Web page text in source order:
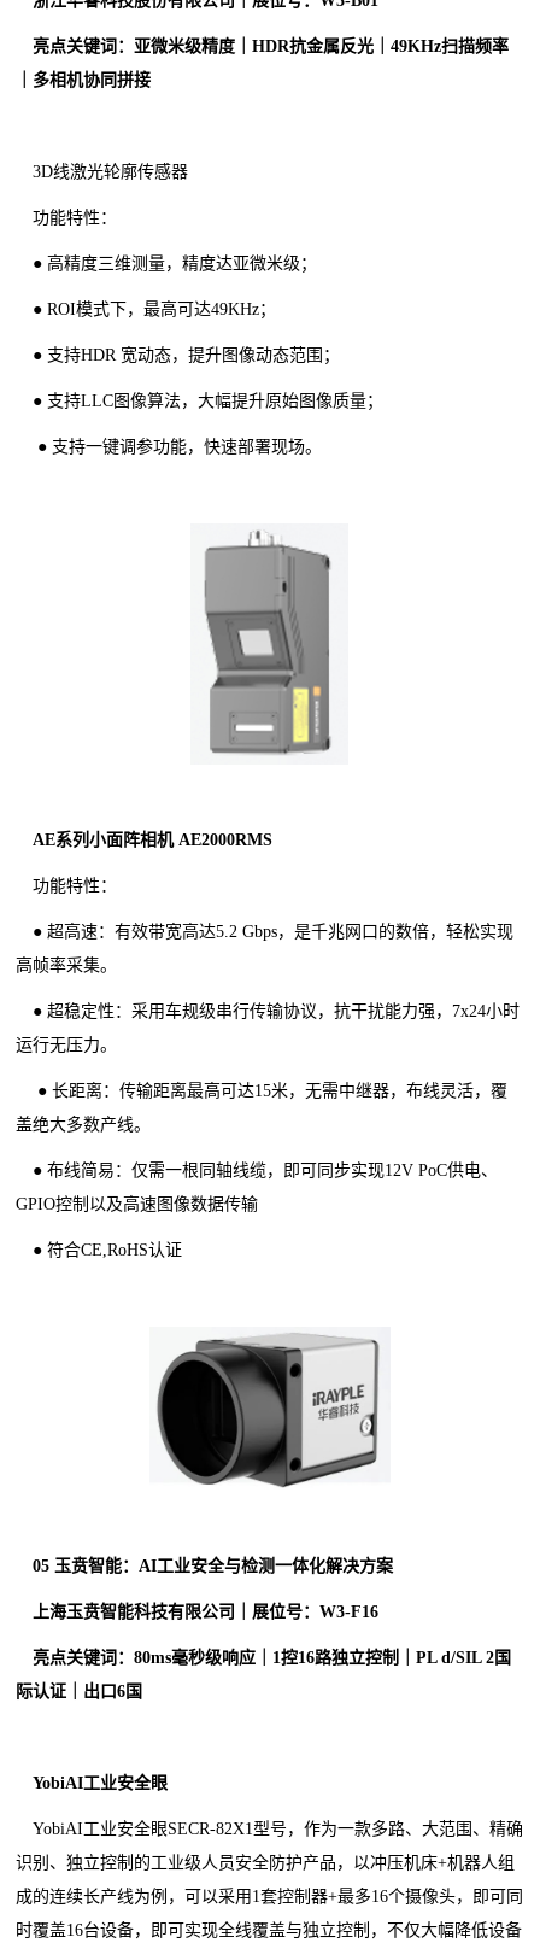
亮点关键词：亚微米级精度｜HDR抗金属反光｜49KHz扫描频率
｜多相机协同拼接
3D线激光轮廓传感器
功能特性：
● 高精度三维测量，精度达亚微米级；
● ROI模式下，最高可达49KHz；
● 支持HDR 宽动态，提升图像动态范围；
● 支持LLC图像算法，大幅提升原始图像质量；
● 支持一键调参功能，快速部署现场。
AE系列小面阵相机 AE2000RMS
功能特性：
● 超高速：有效带宽高达5.2 Gbps，是千兆网口的数倍，轻松实现
高帧率采集。
● 超稳定性：采用车规级串行传输协议，抗干扰能力强，7x24小时
运行无压力。
● 长距离：传输距离最高可达15米，无需中继器，布线灵活，覆
盖绝大多数产线。
● 布线简易：仅需一根同轴线缆，即可同步实现12V PoC供电、
GPIO控制以及高速图像数据传输
● 符合CE,RoHS认证
05 玉贲智能：AI工业安全与检测一体化解决方案
上海玉贲智能科技有限公司｜展位号：W3-F16
亮点关键词：80ms毫秒级响应｜1控16路独立控制｜PL d/SIL 2国
际认证｜出口6国
YobiAI工业安全眼
YobiAI工业安全眼SECR-82X1型号，作为一款多路、大范围、精确
识别、独立控制的工业级人员安全防护产品，以冲压机床+机器人组
成的连续长产线为例，可以采用1套控制器+最多16个摄像头，即可同
时覆盖16台设备，即可实现全线覆盖与独立控制，不仅大幅降低设备